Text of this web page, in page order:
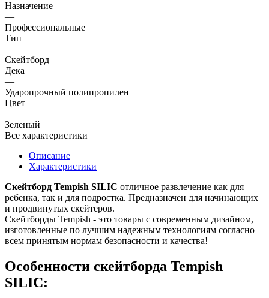
Назначение
—
Профессиональные
Тип
—
Скейтборд
Дека
—
Ударопрочный полипропилен
Цвет
—
Зеленый
Все характеристики
Описание
Характеристики
Скейтборд Tempish SILIC отличное развлечение как для
ребенка, так и для подростка. Предназначен для начинающих
и продвинутых скейтеров.
Скейтборды Tempish - это товары с современным дизайном,
изготовленные по лучшим надежным технологиям согласно
всем принятым нормам безопасности и качества!
Особенности скейтборда Tempish
SILIC: